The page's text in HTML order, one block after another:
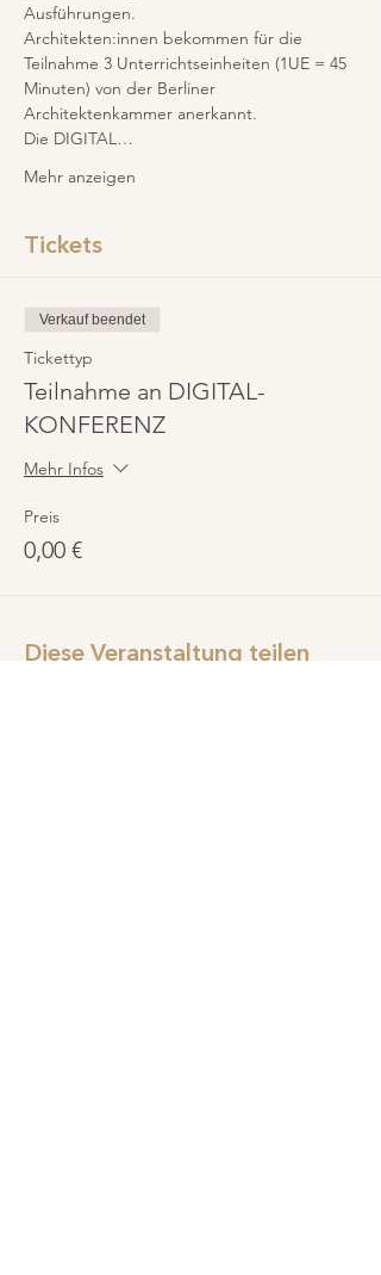
Ausführungen.
Architekten:innen bekommen für die
Teilnahme 3 Unterrichtseinheiten (1UE = 45
Minuten) von der Berliner
Architektenkammer anerkannt.
Die DIGITAL…
Mehr anzeigen
Tickets
Verkauf beendet
Tickettyp
Teilnahme an DIGITAL-
KONFERENZ
Mehr Infos
Preis
0,00 €
Diese Veranstaltung teilen